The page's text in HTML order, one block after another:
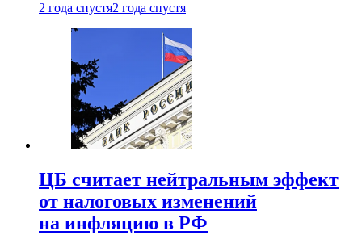
2 года спустя2 года спустя
ЦБ считает нейтральным эффект
от налоговых изменений
на инфляцию в РФ